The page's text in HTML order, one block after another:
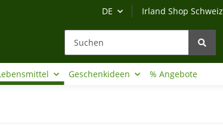
DE Irland Shop Schweiz
Geschenkideen % Angebote